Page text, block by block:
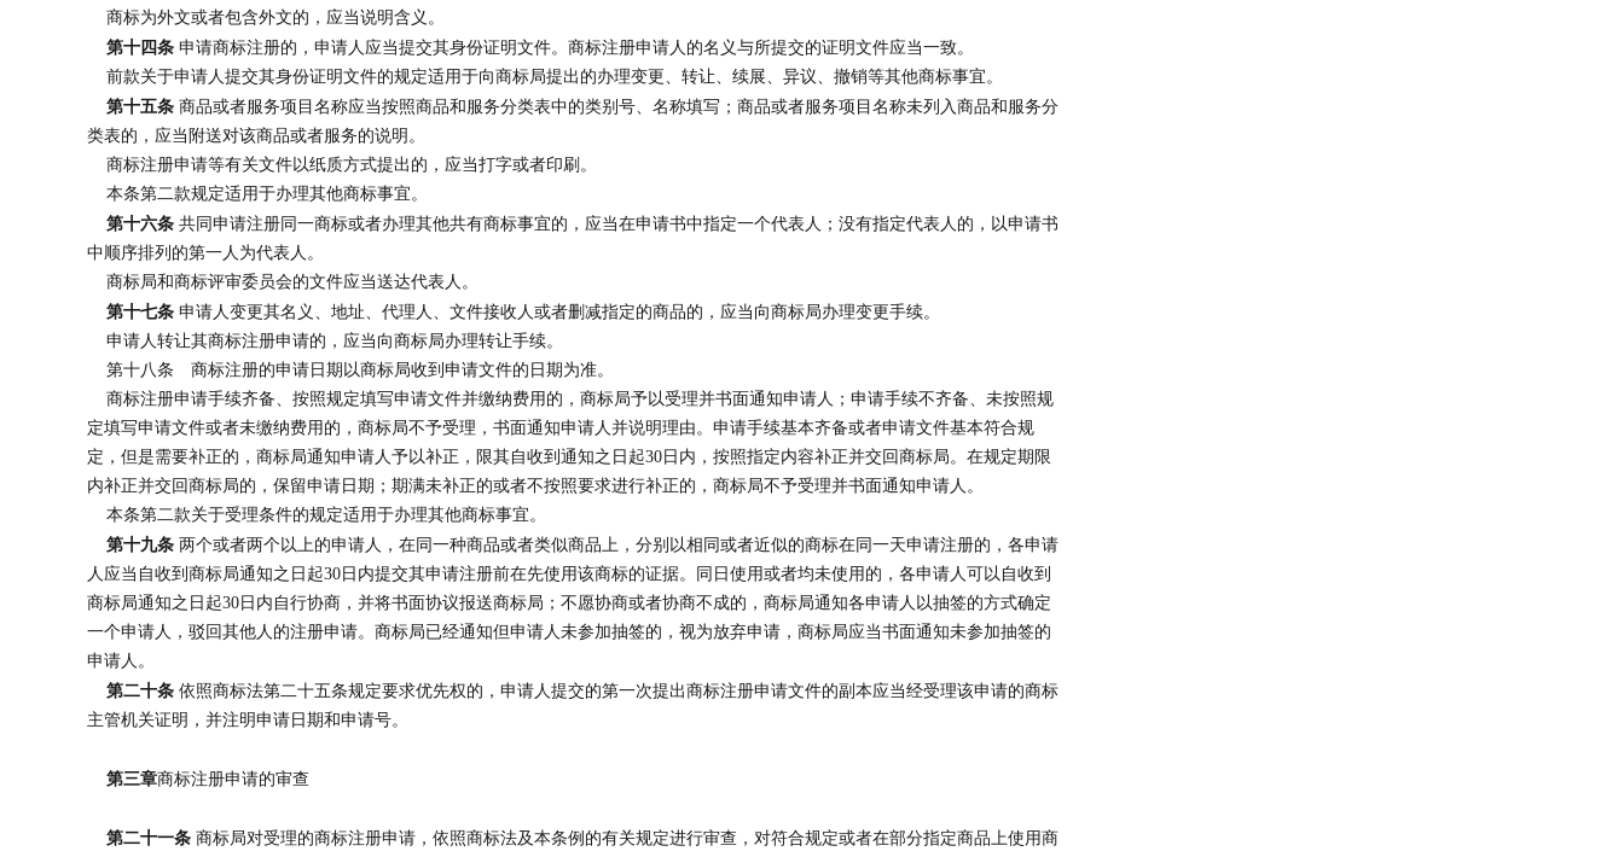
商标为外文或者包含外文的，应当说明含义。
第十四条 申请商标注册的，申请人应当提交其身份证明文件。商标注册申请人的名义与所提交的证明文件应当一致。
前款关于申请人提交其身份证明文件的规定适用于向商标局提出的办理变更、转让、续展、异议、撤销等其他商标事宜。
第十五条 商品或者服务项目名称应当按照商品和服务分类表中的类别号、名称填写；商品或者服务项目名称未列入商品和服务分
类表的，应当附送对该商品或者服务的说明。
商标注册申请等有关文件以纸质方式提出的，应当打字或者印刷。
本条第二款规定适用于办理其他商标事宜。
第十六条 共同申请注册同一商标或者办理其他共有商标事宜的，应当在申请书中指定一个代表人；没有指定代表人的，以申请书
中顺序排列的第一人为代表人。
商标局和商标评审委员会的文件应当送达代表人。
第十七条 申请人变更其名义、地址、代理人、文件接收人或者删减指定的商品的，应当向商标局办理变更手续。
申请人转让其商标注册申请的，应当向商标局办理转让手续。
第十八条 商标注册的申请日期以商标局收到申请文件的日期为准。
商标注册申请手续齐备、按照规定填写申请文件并缴纳费用的，商标局予以受理并书面通知申请人；申请手续不齐备、未按照规
定填写申请文件或者未缴纳费用的，商标局不予受理，书面通知申请人并说明理由。申请手续基本齐备或者申请文件基本符合规
定，但是需要补正的，商标局通知申请人予以补正，限其自收到通知之日起30日内，按照指定内容补正并交回商标局。在规定期限
内补正并交回商标局的，保留申请日期；期满未补正的或者不按照要求进行补正的，商标局不予受理并书面通知申请人。
本条第二款关于受理条件的规定适用于办理其他商标事宜。
第十九条 两个或者两个以上的申请人，在同一种商品或者类似商品上，分别以相同或者近似的商标在同一天申请注册的，各申请
人应当自收到商标局通知之日起30日内提交其申请注册前在先使用该商标的证据。同日使用或者均未使用的，各申请人可以自收到
商标局通知之日起30日内自行协商，并将书面协议报送商标局；不愿协商或者协商不成的，商标局通知各申请人以抽签的方式确定
一个申请人，驳回其他人的注册申请。商标局已经通知但申请人未参加抽签的，视为放弃申请，商标局应当书面通知未参加抽签的
申请人。
第二十条 依照商标法第二十五条规定要求优先权的，申请人提交的第一次提出商标注册申请文件的副本应当经受理该申请的商标
主管机关证明，并注明申请日期和申请号。
第三章商标注册申请的审查
第二十一条 商标局对受理的商标注册申请，依照商标法及本条例的有关规定进行审查，对符合规定或者在部分指定商品上使用商